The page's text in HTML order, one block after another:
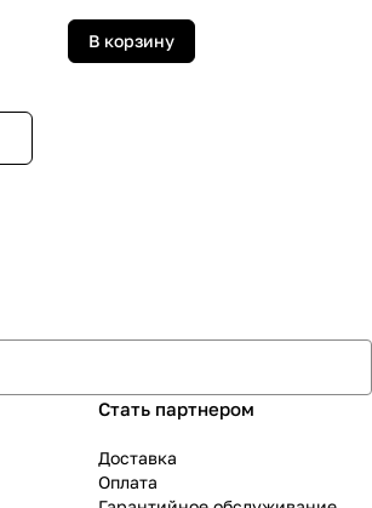
В корзину
Стать партнером
Доставка
Оплата